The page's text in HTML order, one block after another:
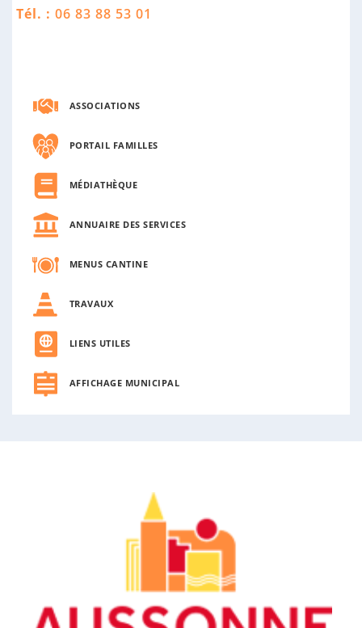
Tél. : 06 83 88 53 01
ASSOCIATIONS
PORTAIL FAMILLES
MÉDIATHÈQUE
ANNUAIRE DES SERVICES
MENUS CANTINE
TRAVAUX
LIENS UTILES
AFFICHAGE MUNICIPAL